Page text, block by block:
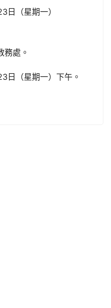
日（星期一）
務處。
日（星期一）下午。